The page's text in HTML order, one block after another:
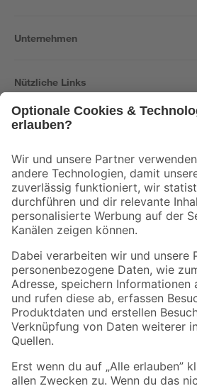
Unternehmen
Nützliche Links
Der toom Newsletter: Keine Angebote und
Zur Newsletter Anmeldung
Folge uns
Zahlungsarten
Sicher einkaufen